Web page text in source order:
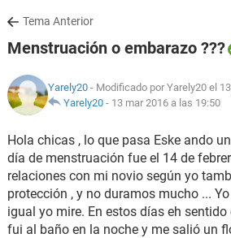
Tema Anterior
Menstruación o embarazo ???
Yarely20 - Modificado por Yarely20 el
Yarely20 - 13 mar 2016 a las 19:50
Hola chicas , lo que pasa Eske ando
día de menstruación fue el 14 de
relaciones con mi novio según yo
protección , y no duramos mucho ...
igual yo mire. En estos días eh
fui al baño en la noche y me salió un